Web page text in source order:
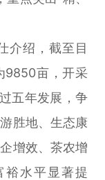
介绍，截至目
9850亩，开采
五年发展，争
胜地、生态康
增效、茶农增
裕水平显著提